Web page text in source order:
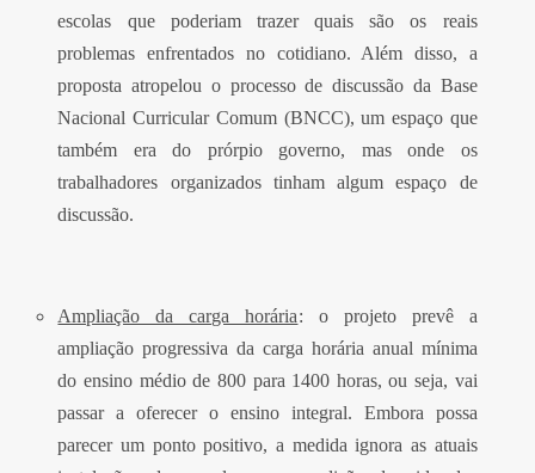
escolas que poderiam trazer quais são os reais
problemas enfrentados no cotidiano. Além disso, a
proposta atropelou o processo de discussão da Base
Nacional Curricular Comum (BNCC), um espaço que
também era do prórpio governo, mas onde os
trabalhadores organizados tinham algum espaço de
discussão.
Ampliação da carga horária: o projeto prevê a
ampliação progressiva da carga horária anual mínima
do ensino médio de 800 para 1400 horas, ou seja, vai
passar a oferecer o ensino integral. Embora possa
parecer um ponto positivo, a medida ignora as atuais